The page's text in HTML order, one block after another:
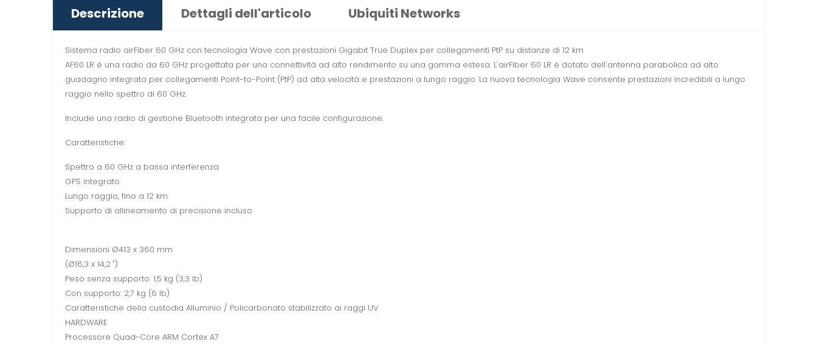
Descrizione Dettagli dell'articolo Ubiquiti Networks
Sistema radio airFiber 60 GHz con tecnologia Wave con prestazioni Gigabit True Duplex per collegamenti PtP su distanze di 12 km
AF60 LR è una radio da 60 GHz progettata per una connettività ad alto rendimento su una gamma estesa. L'airFiber 60 LR è dotato dell'antenna parabolica ad alto
guadagno integrata per collegamenti Point-to-Point (PtP) ad alta velocità e prestazioni a lungo raggio. La nuova tecnologia Wave consente prestazioni incredibili a lungo
raggio nello spettro di 60 GHz.
Include una radio di gestione Bluetooth integrata per una facile configurazione.
Caratteristiche:
Spettro a 60 GHz a bassa interferenza
GPS integrato
Lungo raggio, fino a 12 km
Supporto di allineamento di precisione incluso
Dimensioni Ø413 x 360 mm
(Ø16,3 x 14,2 ")
Peso senza supporto: 1,5 kg (3,3 lb)
Con supporto: 2,7 kg (6 lb)
Caratteristiche della custodia Alluminio / Policarbonato stabilizzato ai raggi UV
HARDWARE
Processore Quad-Core ARM Cortex A7